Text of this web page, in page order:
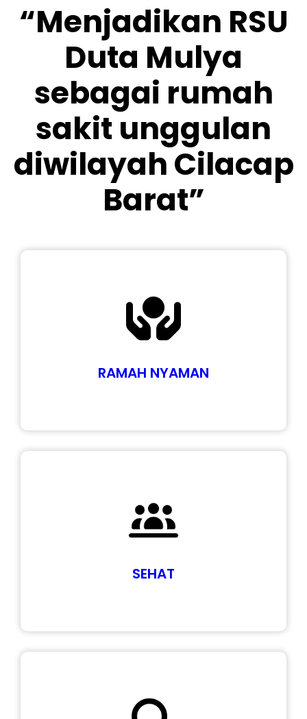
“Menjadikan RSU
Duta Mulya
sebagai rumah
sakit unggulan
diwilayah Cilacap
Barat”
RAMAH NYAMAN
SEHAT